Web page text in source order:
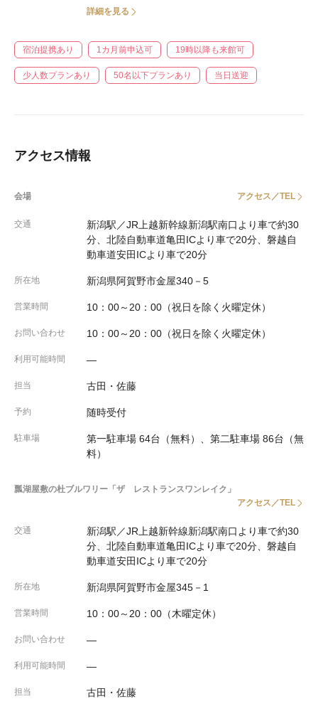
詳細を見る
宿泊提携あり 1カ月前申込可 19時以降も来館可
少人数プランあり 50名以下プランあり 当日送迎
アクセス情報
会場 アクセス／TEL
交通
新潟駅／JR上越新幹線新潟駅南口より車で約30
分、北陸自動車道亀田ICより車で20分、磐越自
動車道安田ICより車で20分
所在地 新潟県阿賀野市金屋340－5
営業時間 10：00～20：00（祝日を除く火曜定休）
お問い合わせ 10：00～20：00（祝日を除く火曜定休）
利用可能時間 ―
担当 古田・佐藤
予約 随時受付
駐車場
第一駐車場 64台（無料）、第二駐車場 86台（無
料）
瓢湖屋敷の杜ブルワリー「ザ レストランスワンレイク」
アクセス／TEL
交通
新潟駅／JR上越新幹線新潟駅南口より車で約30
分、北陸自動車道亀田ICより車で20分、磐越自
動車道安田ICより車で20分
所在地 新潟県阿賀野市金屋345－1
営業時間 10：00～20：00（木曜定休）
お問い合わせ ―
利用可能時間 ―
担当 古田・佐藤